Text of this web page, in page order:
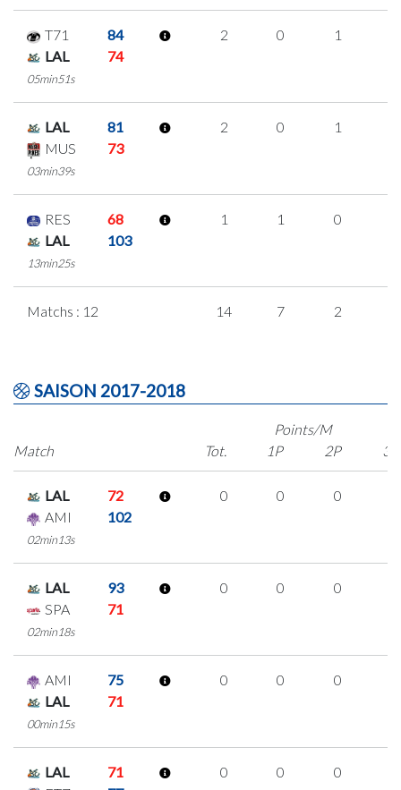
T71
84
LAL
74
05min51s
2 0 1
LAL
81
MUS
73
03min39s
2 0 1
RES
68
LAL
103
13min25s
1 1 0
Matchs : 12 14 7 2
SAISON 2017-2018
Match
Points/M
Tot.
1P 2P 3P
LAL
72
AMI
102
02min13s
0 0 0
LAL
93
SPA
71
02min18s
0 0 0
AMI
75
LAL
71
00min15s
0 0 0
LAL
71
0 0 0